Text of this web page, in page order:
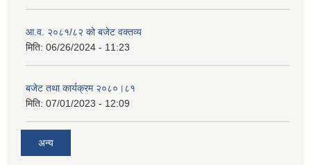
आ.व. २०८१/८२ को बजेट वक्तव्य
मिति: 06/26/2024 - 11:23
बजेट तथा कार्यक्रम २०८०।८१
मिति: 07/01/2023 - 12:09
अन्य